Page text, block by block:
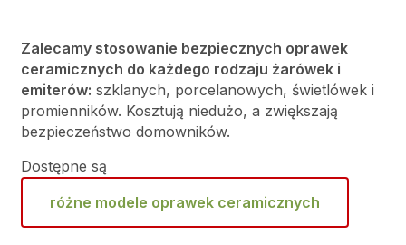
Zalecamy stosowanie bezpiecznych oprawek
ceramicznych do każdego rodzaju żarówek i
emiterów: szklanych, porcelanowych, świetlówek i
promienników. Kosztują niedużo, a zwiększają
bezpieczeństwo domowników.
Dostępne są
różne modele oprawek ceramicznych